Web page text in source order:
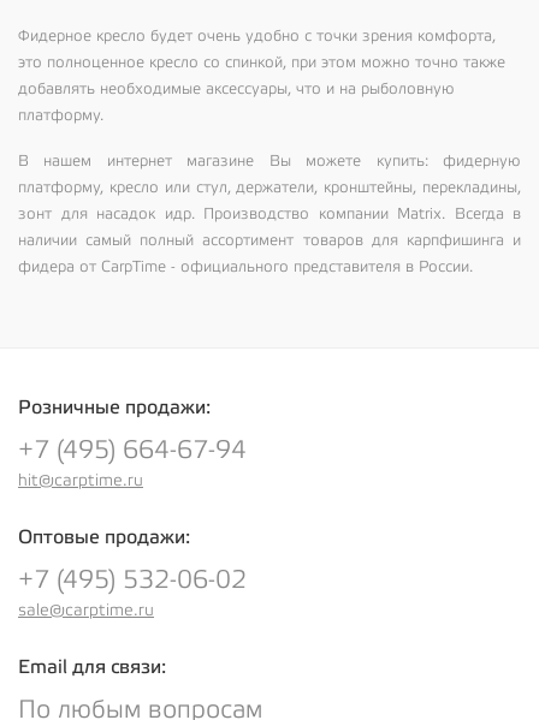
Фидерное кресло будет очень удобно с точки зрения комфорта,
это полноценное кресло со спинкой, при этом можно точно также
добавлять необходимые аксессуары, что и на рыболовную
платформу.
В нашем интернет магазине Вы можете купить: фидерную
платформу, кресло или стул, держатели, кронштейны, перекладины,
зонт для насадок идр. Производство компании Matrix. Всегда в
наличии самый полный ассортимент товаров для карпфишинга и
фидера от CarpTime - официального представителя в России.
Розничные продажи:
+7 (495) 664-67-94
hit@carptime.ru
Оптовые продажи:
+7 (495) 532-06-02
sale@carptime.ru
Email для связи:
По любым вопросам